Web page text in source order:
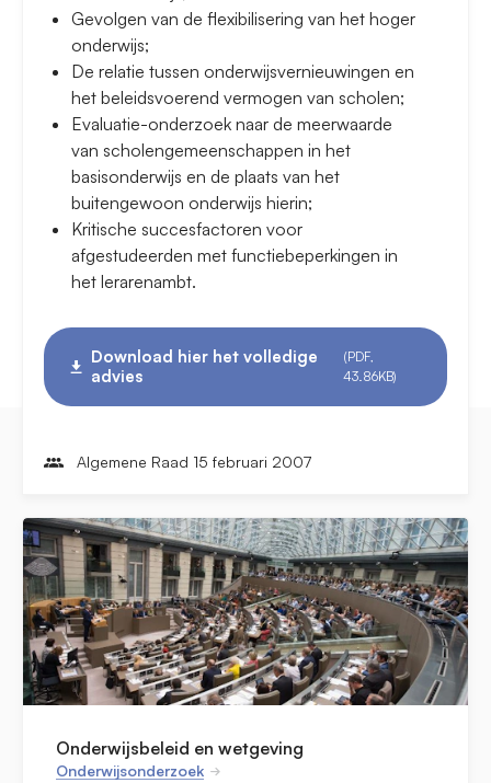
Gevolgen van de flexibilisering van het hoger
onderwijs;
De relatie tussen onderwijsvernieuwingen en
het beleidsvoerend vermogen van scholen;
Evaluatie-onderzoek naar de meerwaarde
van scholengemeenschappen in het
basisonderwijs en de plaats van het
buitengewoon onderwijs hierin;
Kritische succesfactoren voor
afgestudeerden met functiebeperkingen in
het lerarenambt.
Download hier het volledige
advies
(PDF,
43.86KB)
Algemene Raad 15 februari 2007
Onderwijsbeleid en wetgeving
Onderwijsonderzoek